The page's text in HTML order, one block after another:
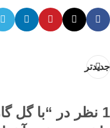
جدیدتر
1 نظر در “
با گل